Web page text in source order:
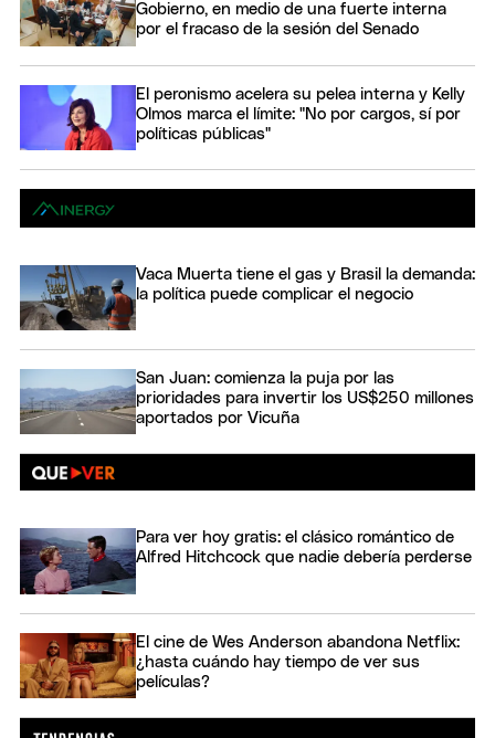
Gobierno, en medio de una fuerte interna
por el fracaso de la sesión del Senado
El peronismo acelera su pelea interna y Kelly
Olmos marca el límite: "No por cargos, sí por
políticas públicas"
Vaca Muerta tiene el gas y Brasil la demanda:
la política puede complicar el negocio
San Juan: comienza la puja por las
prioridades para invertir los US$250 millones
aportados por Vicuña
Para ver hoy gratis: el clásico romántico de
Alfred Hitchcock que nadie debería perderse
El cine de Wes Anderson abandona Netflix:
¿hasta cuándo hay tiempo de ver sus
películas?